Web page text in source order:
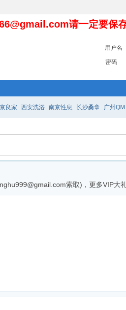
请一定要保
用户名
密码
良家 西安洗浴 南京性息 长沙桑拿 广州QM
索取)，更多VIP大